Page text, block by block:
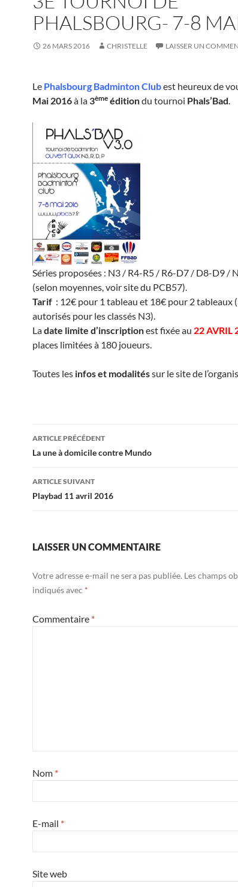
PHALSBOURG- 7-8
26 MARS 2016 CHRISTELLE LAISSER UN
Le Phalsbourg Badminton Clubest heureux de
Mai 2016à la 3ème éditiondu tournoi Phals’Bad.
Séries proposées : N3 / R4-R5 / R6-D7 / D8-D9 /
(selon moyennes, voir site du PCB57).
Tarif : 12€ pour 1 tableau et 18€ pour 2 tableaux
autorisés pour les classés N3).
Ladate limite d’inscriptionest fixée au 22 AVRIL
places limitées à 180 joueurs.
Toutes les infos et modalitéssur le site de
Navigation
des
articles
ARTICLE PRÉCÉDENT
La une à domicile contre Mundo
ARTICLE SUIVANT
Playbad 11 avril 2016
LAISSER UN COMMENTAIRE
Votre adresse e-mail ne sera pas publiée. Les champs
indiqués avec *
Commentaire *
Nom *
E-mail *
Site web